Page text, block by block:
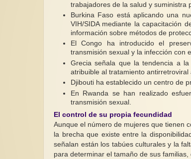
trabajadores de la salud y suministra
Burkina Faso está aplicando una
VIH/SIDA mediante la capacitación
información sobre métodos de
El Congo ha introducido el
transmisión sexual y la infección con
Grecia señala que la tendencia a
atribuible al tratamiento
Djibouti ha establecido un centro de
En Rwanda se han realizado
transmisión sexual.
El control de su propia fecundidad
Aunque el número de mujeres que tienen
la brecha que existe entre la
señalan están los tabúes culturales y la
para determinar el tamaño de sus